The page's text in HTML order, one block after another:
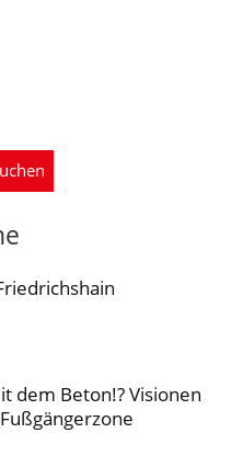
dem Beton!? Visionen